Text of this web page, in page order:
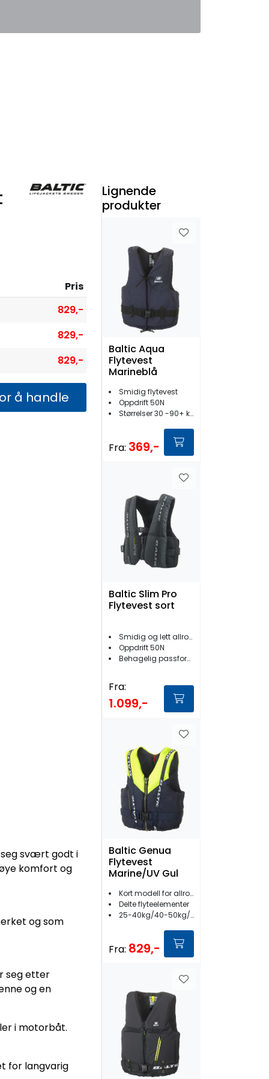
seg svært godt i
komfort og
og som
seg etter
og en
i motorbåt.
for langvarig
Pris
829,-
829,-
829,-
å handle
Lignende
produkter
Baltic Aqua
Flytevest
Marineblå
Smidig flytevest
Oppdrift 50N
Størrelser 30 -90+ kg
Fra: 369,-
Baltic Slim Pro
Flytevest sort
Smidig og lett allround vest
Oppdrift 50N
Behagelig passform
Fra:
1.099,-
Baltic Genua
Flytevest
Marine/UV Gul
Kort modell for allroundbruk
Delte flyteelementer
25-40kg/40-50kg/50-70kg
Fra: 829,-